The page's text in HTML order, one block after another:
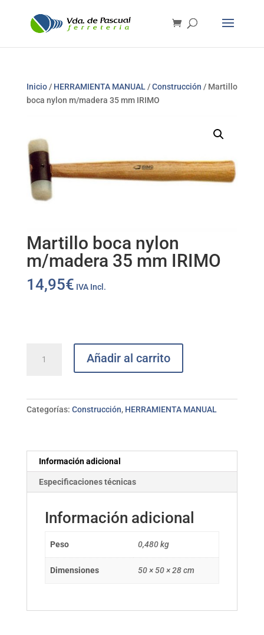
Inicio/ HERRAMIENTA MANUAL /Construcción / Martillo
boca nylon m/madera 35 mm IRIMO
Martillo boca nylon
m/madera 35 mm IRIMO
14,95€ IVA Incl.
boca
Añadir al carrito
Categorías: Construcción, HERRAMIENTA MANUAL
Información adicional
Especificaciones técnicas
Información adicional
Peso 0,480 kg
Dimensiones 50 × 50 × 28 cm